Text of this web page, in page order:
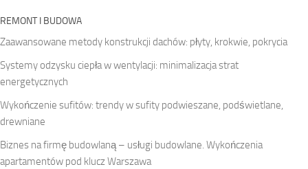
REMONT I BUDOWA
Zaawansowane metody konstrukcji dachów: płyty, krokwie, pokrycia
Systemy odzysku ciepła w wentylacji: minimalizacja strat
energetycznych
Wykończenie sufitów: trendy w sufity podwieszane, podświetlane,
drewniane
Biznes na firmę budowlaną – usługi budowlane. Wykończenia
apartamentów pod klucz Warszawa